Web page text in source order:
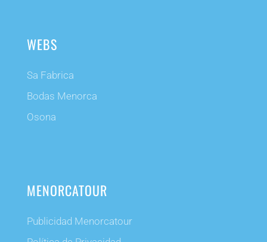
WEBS
Sa Fabrica
Bodas Menorca
Osona
MENORCATOUR
Publicidad Menorcatour